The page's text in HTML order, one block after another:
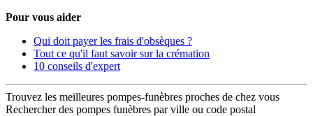
Pour vous aider
Qui doit payer les frais d'obsèques ?
Tout ce qu'il faut savoir sur la crémation
10 conseils d'expert
Trouvez les meilleures pompes-funèbres proches de chez vous
Rechercher des pompes funèbres par ville ou code postal